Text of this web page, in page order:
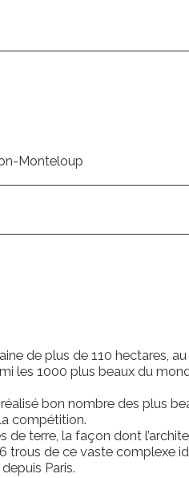
Monteloup
de plus de 110 hectares,
les 1000 plus beaux du
bon nombre des plus
compétition.
de terre, la façon dont
trous de ce vaste complexe
Paris.